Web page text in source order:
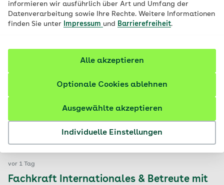
informieren wir ausführlich über Art und Umfang der
Datenverarbeitung sowie Ihre Rechte. Weitere Informationen
finden Sie unter
Impressum und Barrierefreiheit.
Individuelle Einstellungen
Ausgewählte akzeptieren
Optionale Cookies ablehnen
Alle akzeptieren
212 Stellenangebote
Fachkraft Betreuungsaufträge (m/w/d)
Vertrags-/Versorgungsmanagement | Vollzeit oder
Teilzeit | Befristet bis 30.06.2027 | Homeoffice-
Möglichkeit
Standort: Stuttgart
vor 1 Tag
Fachkraft Internationales & Betreute mit